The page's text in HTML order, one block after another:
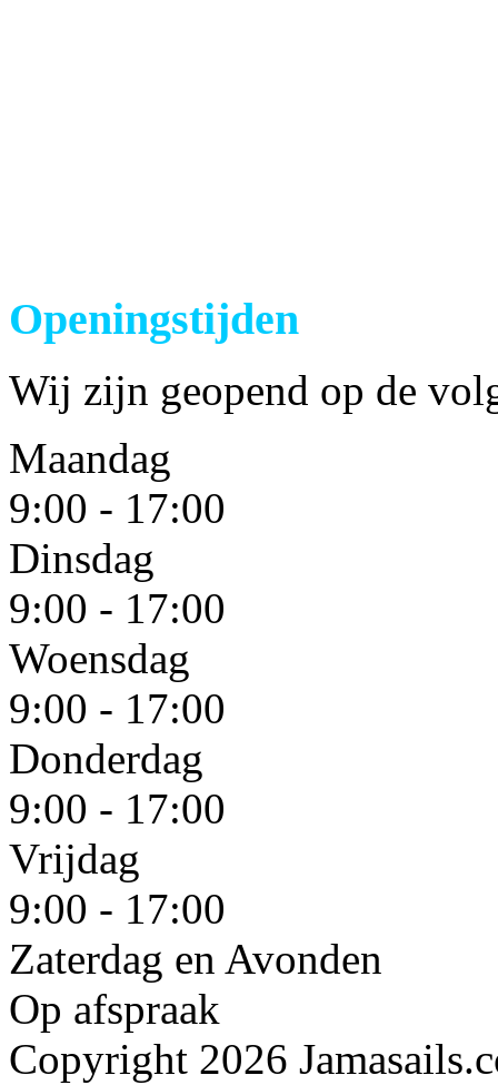
Openingstijden
Wij zijn geopend op de
Maandag
9:00 - 17:00
Dinsdag
9:00 - 17:00
Woensdag
9:00 - 17:00
Donderdag
9:00 - 17:00
Vrijdag
9:00 - 17:00
Zaterdag en Avonden
Op afspraak
Copyright 2026